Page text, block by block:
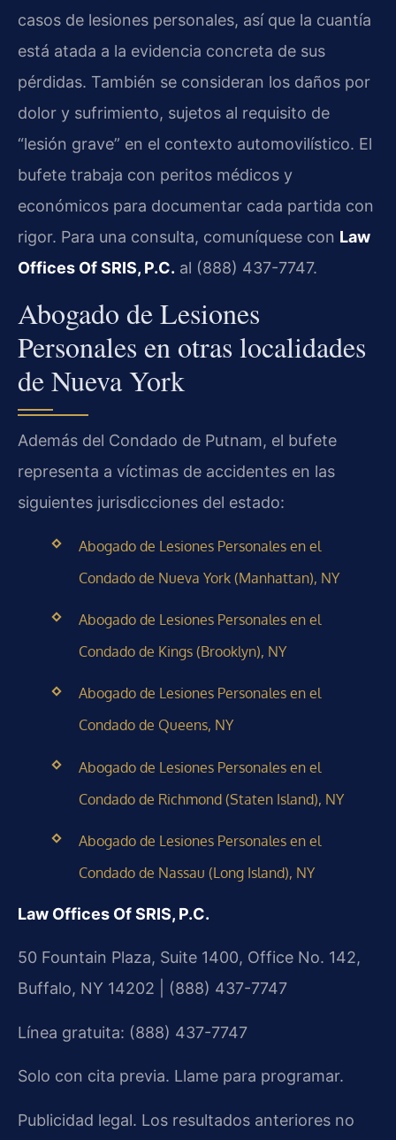
casos de lesiones personales, así que la cuantía
está atada a la evidencia concreta de sus
pérdidas. También se consideran los daños por
dolor y sufrimiento, sujetos al requisito de
“lesión grave” en el contexto automovilístico. El
bufete trabaja con peritos médicos y
económicos para documentar cada partida con
rigor. Para una consulta, comuníquese con Law
Offices Of SRIS, P.C. al (888) 437-7747.
Abogado de Lesiones
Personales en otras localidades
de Nueva York
Además del Condado de Putnam, el bufete
representa a víctimas de accidentes en las
siguientes jurisdicciones del estado:
Abogado de Lesiones Personales en el
Condado de Nueva York (Manhattan), NY
Abogado de Lesiones Personales en el
Condado de Kings (Brooklyn), NY
Abogado de Lesiones Personales en el
Condado de Queens, NY
Abogado de Lesiones Personales en el
Condado de Richmond (Staten Island), NY
Abogado de Lesiones Personales en el
Condado de Nassau (Long Island), NY
Law Offices Of SRIS, P.C.
50 Fountain Plaza, Suite 1400, Office No. 142,
Buffalo, NY 14202 | (888) 437-7747
Línea gratuita: (888) 437-7747
Solo con cita previa. Llame para programar.
Publicidad legal. Los resultados anteriores no